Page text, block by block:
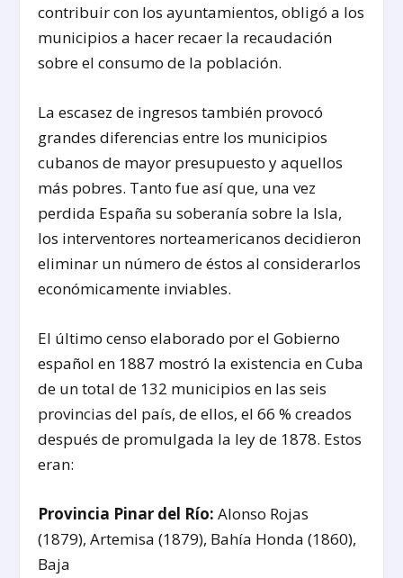
contribuir con los ayuntamientos, obligó a los
municipios a hacer recaer la recaudación
sobre el consumo de la población.
La escasez de ingresos también provocó
grandes diferencias entre los municipios
cubanos de mayor presupuesto y aquellos
más pobres. Tanto fue así que, una vez
perdida España su soberanía sobre la Isla,
los interventores norteamericanos decidieron
eliminar un número de éstos al considerarlos
económicamente inviables.
El último censo elaborado por el Gobierno
español en 1887 mostró la existencia en Cuba
de un total de 132 municipios en las seis
provincias del país, de ellos, el 66 % creados
después de promulgada la ley de 1878. Estos
eran:
Provincia Pinar del Río: Alonso Rojas
(1879), Artemisa (1879), Bahía Honda (1860),
Baja